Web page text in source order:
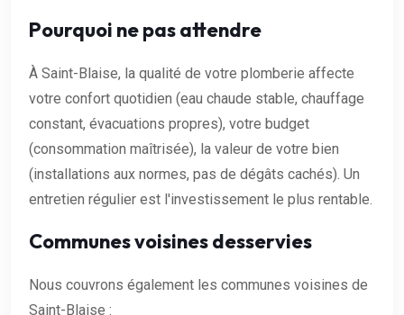
Pourquoi ne pas attendre
À Saint-Blaise, la qualité de votre plomberie affecte
votre confort quotidien (eau chaude stable, chauffage
constant, évacuations propres), votre budget
(consommation maîtrisée), la valeur de votre bien
(installations aux normes, pas de dégâts cachés). Un
entretien régulier est l'investissement le plus rentable.
Communes voisines desservies
Nous couvrons également les communes voisines de
Saint-Blaise :